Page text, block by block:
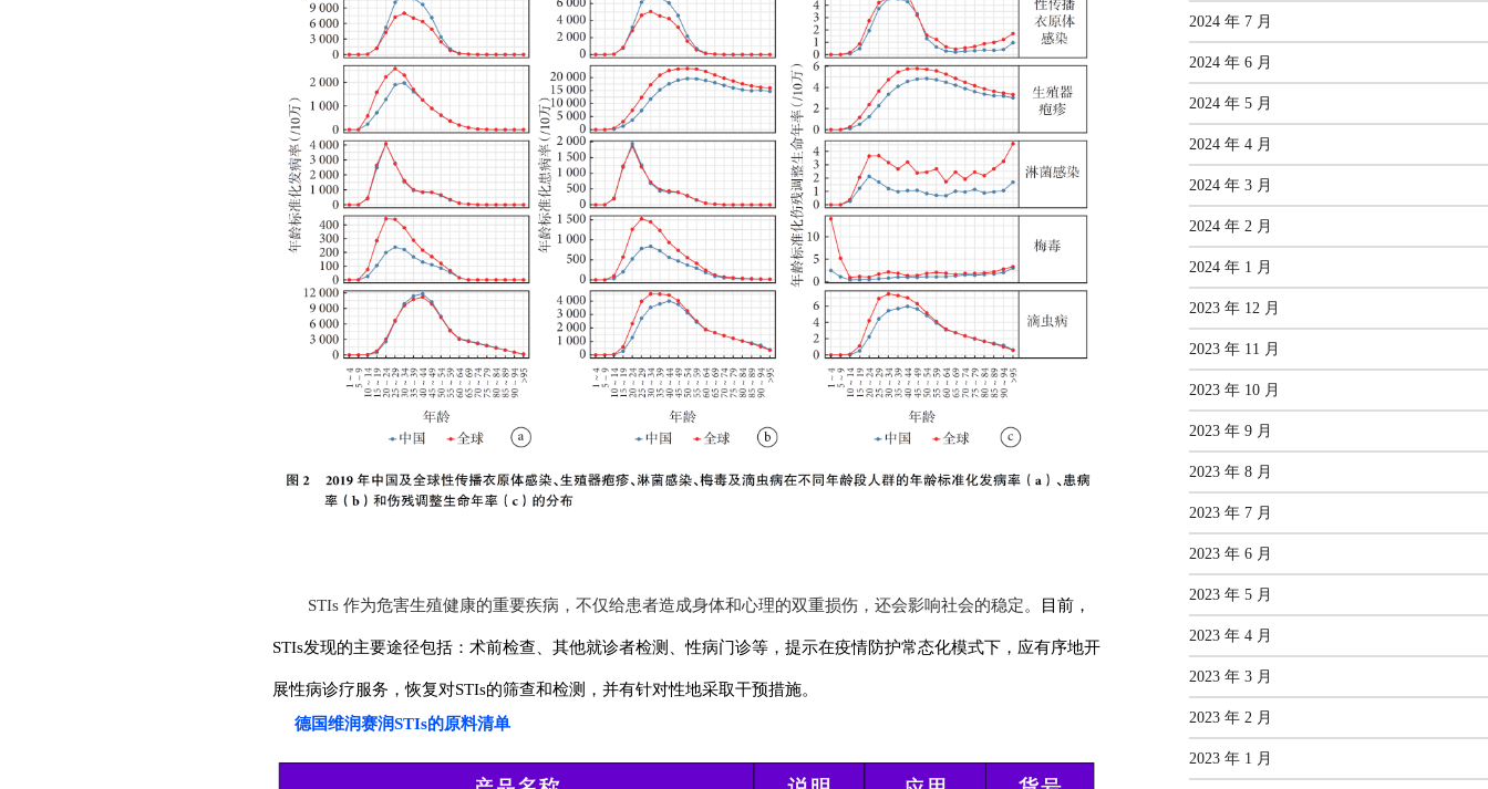
STIs 作为危害生殖健康的重要疾病，不仅给患者造成身体和心理的双重损伤，还会影响社会的稳定。 目前，
STIs发现的主要途径包括：术前检查、其他就诊者检测、性病门诊等，提示在疫情防护常态化模式下，应有序地开
展性病诊疗服务，恢复对STIs的筛查和检测，并有针对性地采取干预措施。
德国维润赛润STIs的原料清单
2024 年 7 月
2024 年 6 月
2024 年 5 月
2024 年 4 月
2024 年 3 月
2024 年 2 月
2024 年 1 月
2023 年 12 月
2023 年 11 月
2023 年 10 月
2023 年 9 月
2023 年 8 月
2023 年 7 月
2023 年 6 月
2023 年 5 月
2023 年 4 月
2023 年 3 月
2023 年 2 月
2023 年 1 月